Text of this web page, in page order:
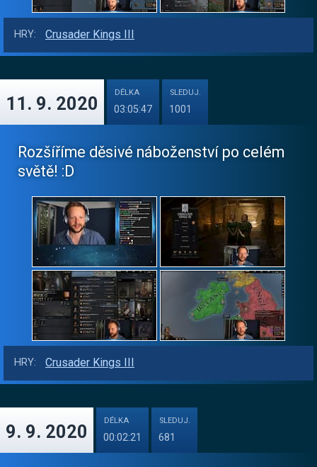
HRY: Crusader Kings III
11. 9. 2020
DÉLKA
03:05:47
SLEDUJ.
1001
Rozšíříme děsivé náboženství po celém
světě! :D
HRY: Crusader Kings III
9. 9. 2020
DÉLKA
00:02:21
SLEDUJ.
681